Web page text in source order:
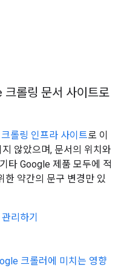
롤링 문서 사이트로
롤링 인프라 사이트로 이
않았으며, 문서의 위치와
타 Google 제품 모두에 적
한 약간의 문구 변경만 있
리하기
크롤러에 미치는 영향